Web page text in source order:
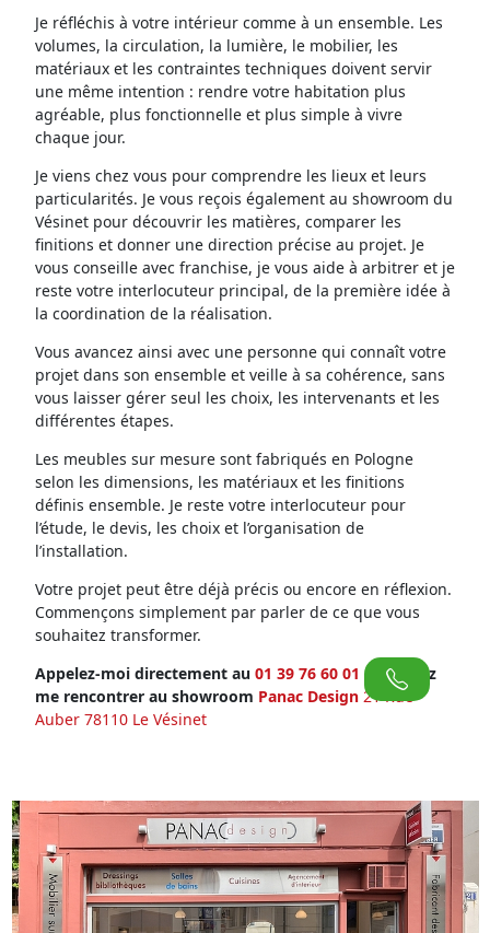
Je réfléchis à votre intérieur comme à un ensemble. Les
volumes, la circulation, la lumière, le mobilier, les
matériaux et les contraintes techniques doivent servir
une même intention : rendre votre habitation plus
agréable, plus fonctionnelle et plus simple à vivre
chaque jour.
Je viens chez vous pour comprendre les lieux et leurs
particularités. Je vous reçois également au showroom du
Vésinet pour découvrir les matières, comparer les
finitions et donner une direction précise au projet. Je
vous conseille avec franchise, je vous aide à arbitrer et je
reste votre interlocuteur principal, de la première idée à
la coordination de la réalisation.
Vous avancez ainsi avec une personne qui connaît votre
projet dans son ensemble et veille à sa cohérence, sans
vous laisser gérer seul les choix, les intervenants et les
différentes étapes.
Les meubles sur mesure sont fabriqués en Pologne
selon les dimensions, les matériaux et les finitions
définis ensemble. Je reste votre interlocuteur pour
l’étude, le devis, les choix et l’organisation de
l’installation.
Votre projet peut être déjà précis ou encore en réflexion.
Commençons simplement par parler de ce que vous
souhaitez transformer.
Appelez-moi directement au 01 39 76 60 01 ou venez
me rencontrer au showroom Panac Design 21 Rue
Auber 78110 Le Vésinet